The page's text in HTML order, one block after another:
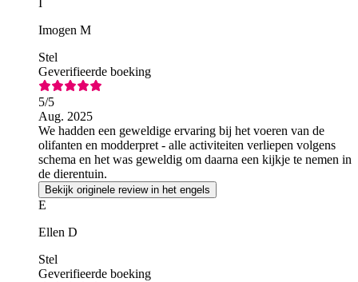
I
Imogen M
Stel
Geverifieerde boeking
5/5
Aug. 2025
We hadden een geweldige ervaring bij het voeren van de
olifanten en modderpret - alle activiteiten verliepen volgens
schema en het was geweldig om daarna een kijkje te nemen in
de dierentuin.
Bekijk originele review in het engels
E
Ellen D
Stel
Geverifieerde boeking